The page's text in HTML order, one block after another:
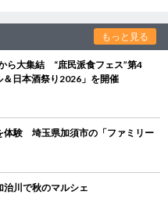
もっと見る
ら大集結 “庶民派食フェス”第4
日本酒祭り2026」を開催
体験 埼玉県加須市の「ファミリー
川で秋のマルシェ